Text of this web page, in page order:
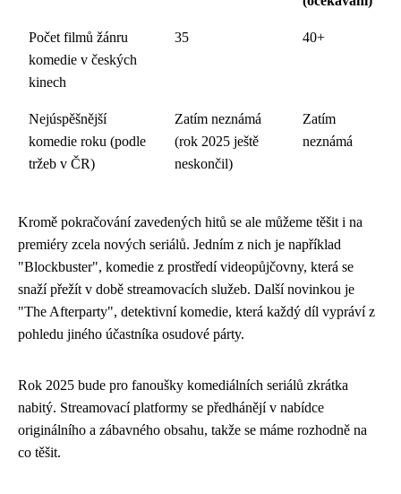
Počet filmů žánru
komedie v českých
kinech
35 40+
Nejúspěšnější
komedie roku (podle
tržeb v ČR)
Zatím neznámá
(rok 2025 ještě
neskončil)
Zatím
neznámá
Kromě pokračování zavedených hitů se ale můžeme těšit i na
premiéry zcela nových seriálů. Jedním z nich je například
"Blockbuster", komedie z prostředí videopůjčovny, která se
snaží přežít v době streamovacích služeb. Další novinkou je
"The Afterparty", detektivní komedie, která každý díl vypráví z
pohledu jiného účastníka osudové párty.
Rok 2025 bude pro fanoušky komediálních seriálů zkrátka
nabitý. Streamovací platformy se předhánějí v nabídce
originálního a zábavného obsahu, takže se máme rozhodně na
co těšit.